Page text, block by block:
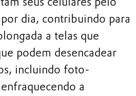
dia, contribuindo para
a telas que
podem desencadear
incluindo foto-
a